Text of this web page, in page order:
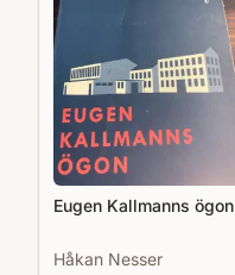
Eugen Kallmanns ögon
Håkan Nesser